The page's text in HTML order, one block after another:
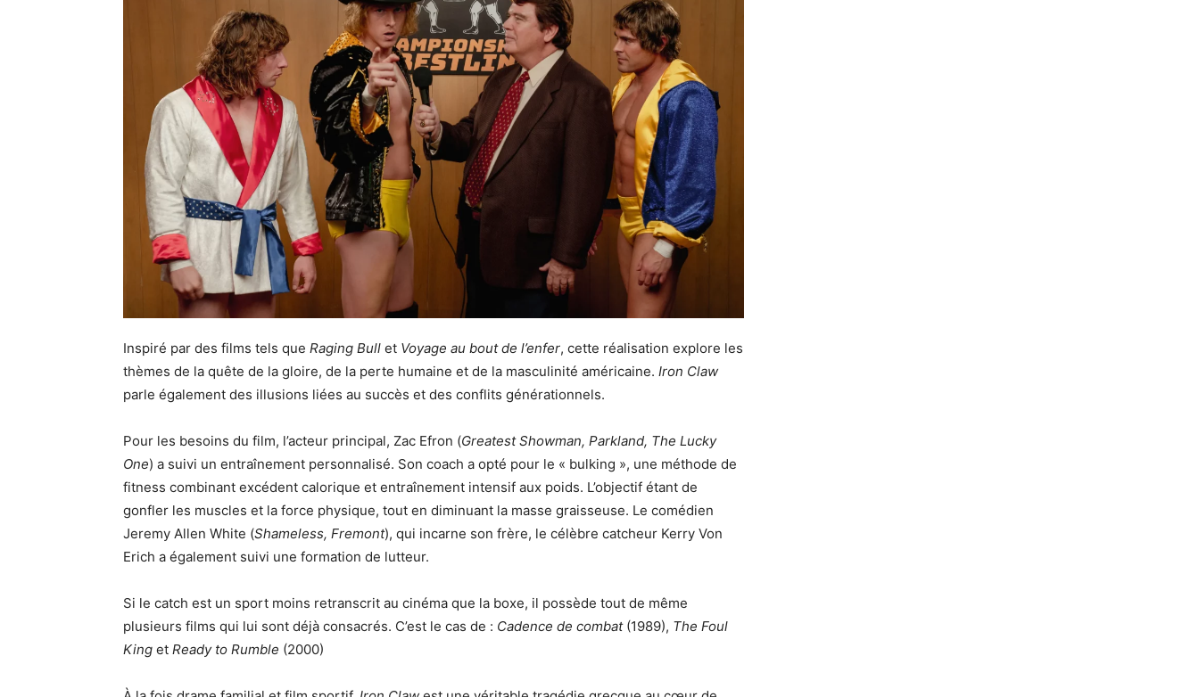
Inspiré par des films tels que Raging Bull et Voyage au bout de l’enfer, cette réalisation explore les
thèmes de la quête de la gloire, de la perte humaine et de la masculinité américaine. Iron Claw
parle également des illusions liées au succès et des conflits générationnels.
Pour les besoins du film, l’acteur principal, Zac Efron (Greatest Showman, Parkland, The Lucky
One) a suivi un entraînement personnalisé. Son coach a opté pour le « bulking », une méthode de
fitness combinant excédent calorique et entraînement intensif aux poids. L’objectif étant de
gonfler les muscles et la force physique, tout en diminuant la masse graisseuse. Le comédien
Jeremy Allen White (Shameless, Fremont), qui incarne son frère, le célèbre catcheur Kerry Von
Erich a également suivi une formation de lutteur.
Si le catch est un sport moins retranscrit au cinéma que la boxe, il possède tout de même
plusieurs films qui lui sont déjà consacrés. C’est le cas de : Cadence de combat(1989), The Foul
King et Ready to Rumble (2000)